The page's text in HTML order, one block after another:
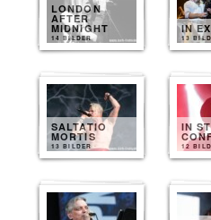
LONDON
AFTER
MIDNIGHT
14 BILDER
IN
13
SALTATIO
MORTIS
13 BILDER
IN
12